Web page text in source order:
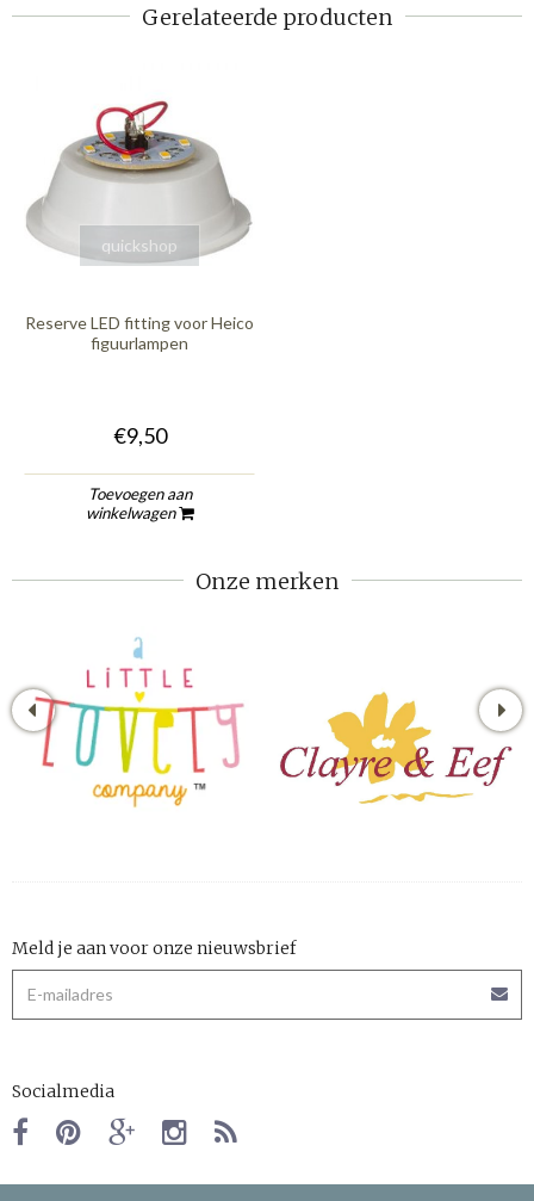
Gerelateerde producten
quickshop
Reserve LED fitting voor Heico
figuurlampen
€9,50
Toevoegen aan
winkelwagen
Onze merken
Meld je aan voor onze nieuwsbrief
Socialmedia